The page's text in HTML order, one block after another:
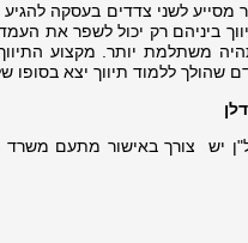
מסייע לשני צדדים בעסקה
ביניהם רק יכול לשפר את
משתלמת יותר. מקצוע
שהולך ללמוד תיווך יצא
יש צורך באישור מתעם